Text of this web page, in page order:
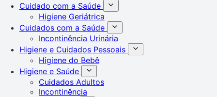
Cuidado com a Saúde
Higiene Geriátrica
Cuidados com a Saúde
Incontinência Urinária
Higiene e Cuidados Pessoais
Higiene do Bebê
Higiene e Saúde
Cuidados Adultos
Incontinência